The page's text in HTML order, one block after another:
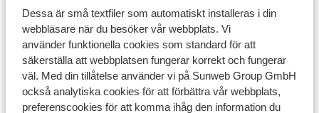
Dessa är små textfiler som automatiskt installeras i din
webbläsare när du besöker vår webbplats. Vi
använder funktionella cookies som standard för att
säkerställa att webbplatsen fungerar korrekt och fungerar
väl. Med din tillåtelse använder vi på Sunweb Group GmbH
också analytiska cookies för att förbättra vår webbplats,
preferenscookies för att komma ihåg den information du
Utrustning
Andra boenden i Les Sybelles
Chalet la Marmotte